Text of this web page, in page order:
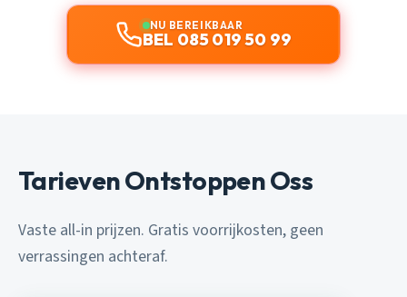
NU BEREIKBAAR
BEL 085 019 50 99
Tarieven Ontstoppen Oss
Vaste all-in prijzen. Gratis voorrijkosten, geen
verrassingen achteraf.